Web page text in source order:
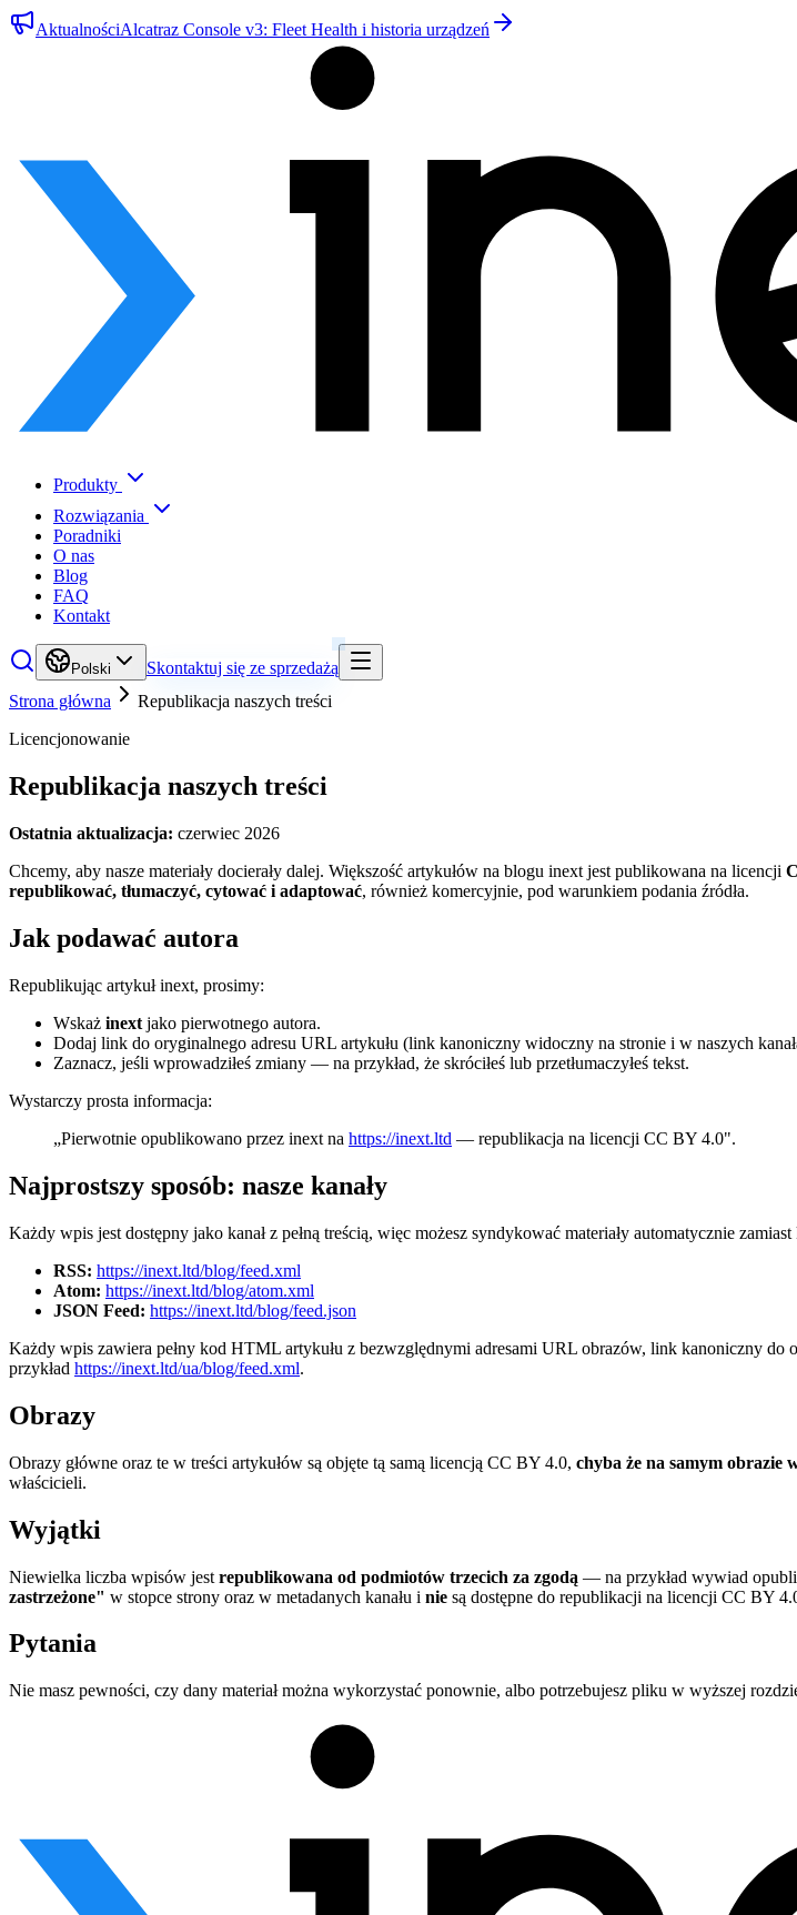
AktualnościAlcatraz Console v3: Fleet Health i historia urządzeń
Produkty
Rozwiązania
Poradniki
O nas
Blog
FAQ
Kontakt
Polski
Skontaktuj się ze sprzedażą
Strona główna
Republikacja naszych treści
Licencjonowanie
Republikacja naszych treści
Ostatnia aktualizacja: czerwiec 2026
Chcemy, aby nasze materiały docierały dalej. Większość artykułów na blogu inext jest publikowana na licencji
republikować, tłumaczyć, cytować i adaptować, również komercyjnie, pod warunkiem podania źródła.
Jak podawać autora
Republikując artykuł inext, prosimy:
Wskaż inext jako pierwotnego autora.
Dodaj link do oryginalnego adresu URL artykułu (link kanoniczny widoczny na stronie i w naszych
Zaznacz, jeśli wprowadziłeś zmiany — na przykład, że skróciłeś lub przetłumaczyłeś tekst.
Wystarczy prosta informacja:
„Pierwotnie opublikowano przez inext na https://inext.ltd — republikacja na licencji CC BY 4.0".
Najprostszy sposób: nasze kanały
Każdy wpis jest dostępny jako kanał z pełną treścią, więc możesz syndykować materiały automatycznie
RSS: https://inext.ltd/blog/feed.xml
Atom: https://inext.ltd/blog/atom.xml
JSON Feed: https://inext.ltd/blog/feed.json
Każdy wpis zawiera pełny kod HTML artykułu z bezwzględnymi adresami URL obrazów, link kanoniczny
przykład https://inext.ltd/ua/blog/feed.xml.
Obrazy
Obrazy główne oraz te w treści artykułów są objęte tą samą licencją CC BY 4.0, chyba że na samym obrazie
właścicieli.
Wyjątki
Niewielka liczba wpisów jest republikowana od podmiotów trzecich za zgodą — na przykład wywiad
zastrzeżone" w stopce strony oraz w metadanych kanału i nie są dostępne do republikacji na licencji CC BY
Pytania
Nie masz pewności, czy dany materiał można wykorzystać ponownie, albo potrzebujesz pliku w wyższej